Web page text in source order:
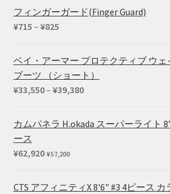
フィンガーガード(Finger Guard)
¥715 – ¥825価
帯:
–
ベイ・アーマー プロテクティブ ウ
ブーツ （ショート）
¥33,550– ¥39,380価
帯:
カムパネラ H.okada スーパーライト
ース
¥62,920 ¥57,200
CTS アフィニティX 8'6" #3 4ピース